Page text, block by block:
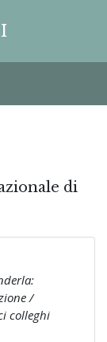
di
/
colleghi